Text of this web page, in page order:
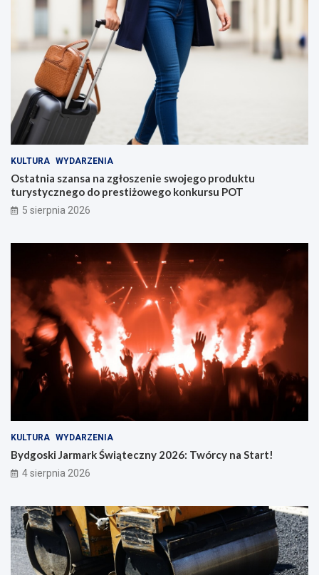
KULTURA WYDARZENIA
Ostatnia szansa na zgłoszenie swojego produktu
turystycznego do prestiżowego konkursu POT
5 sierpnia 2026
KULTURA WYDARZENIA
Bydgoski Jarmark Świąteczny 2026: Twórcy na Start!
4 sierpnia 2026